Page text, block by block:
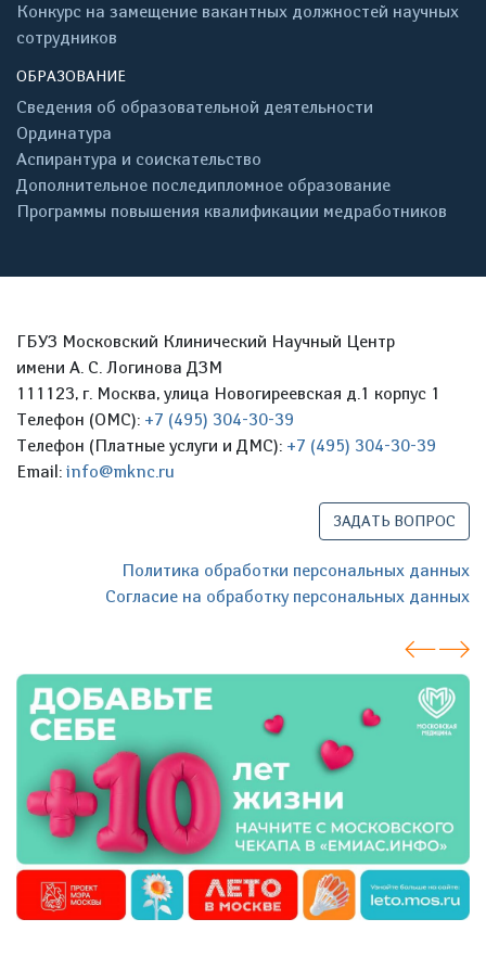
Конкурс на замещение вакантных должностей научных
сотрудников
ОБРАЗОВАНИЕ
Сведения об образовательной деятельности
Ординатура
Аспирантура и соискательство
Дополнительное последипломное образование
Программы повышения квалификации медработников
ГБУЗ Московский Клинический Научный Центр
имени А. С. Логинова ДЗМ
111123, г. Москва, улица Новогиреевская д.1 корпус 1
Телефон (ОМС): +7 (495) 304-30-39
Телефон (Платные услуги и ДМС): +7 (495) 304-30-39
Email: info@mknc.ru
ЗАДАТЬ ВОПРОС
Политика обработки персональных данных
Согласие на обработку персональных данных